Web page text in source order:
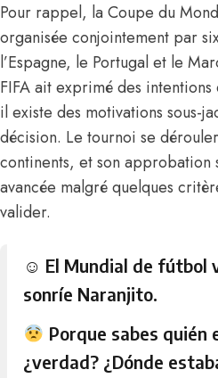
Pour rappel, la Coupe du
organisée conjointement par
l’Espagne, le Portugal et le
FIFAait exprimé des intentions
il existe des motivations sous-
décision. Le tournoi se
continents, et son approbation
avancée malgré quelques
valider.
☺ El Mundial de fútbol
sonríe Naranjito.
Porque sabes quién
¿verdad? ¿Dónde